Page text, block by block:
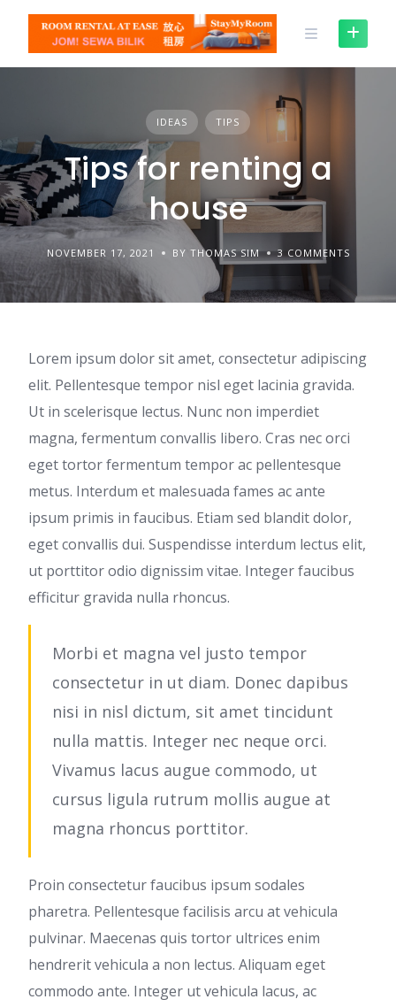
content
IDEAS TIPS
Tips for renting a
house
NOVEMBER 17, 2021 BY THOMAS SIM 3 COMMENTS
Lorem ipsum dolor sit amet, consectetur adipiscing
elit. Pellentesque tempor nisl eget lacinia gravida.
Ut in scelerisque lectus. Nunc non imperdiet
magna, fermentum convallis libero. Cras nec orci
eget tortor fermentum tempor ac pellentesque
metus. Interdum et malesuada fames ac ante
ipsum primis in faucibus. Etiam sed blandit dolor,
eget convallis dui. Suspendisse interdum lectus elit,
ut porttitor odio dignissim vitae. Integer faucibus
efficitur gravida nulla rhoncus.
Morbi et magna vel justo tempor
consectetur in ut diam. Donec dapibus
nisi in nisl dictum, sit amet tincidunt
nulla mattis. Integer nec neque orci.
Vivamus lacus augue commodo, ut
cursus ligula rutrum mollis augue at
magna rhoncus porttitor.
Proin consectetur faucibus ipsum sodales
pharetra. Pellentesque facilisis arcu at vehicula
pulvinar. Maecenas quis tortor ultrices enim
hendrerit vehicula a non lectus. Aliquam eget
commodo ante. Integer ut vehicula lacus, ac